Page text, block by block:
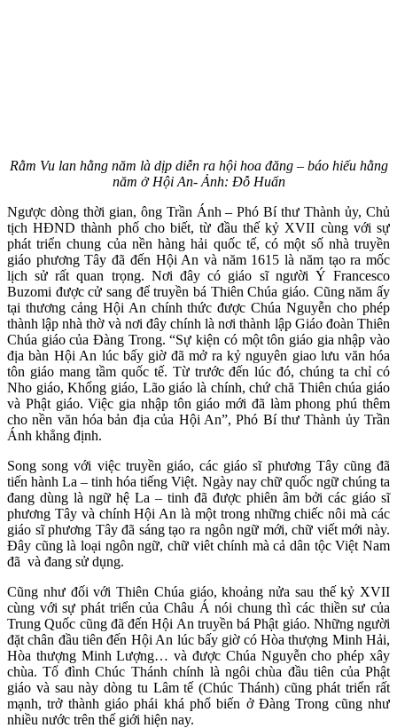
Rằm Vu lan hằng năm là dịp diễn ra hội hoa đăng – báo hiếu hằng
năm ở Hội An- Ảnh: Đỗ Huấn
Ngược dòng thời gian, ông Trần Ánh – Phó Bí thư Thành ủy, Chủ
tịch HĐND thành phố cho biết, từ đầu thế kỷ XVII cùng với sự
phát triển chung của nền hàng hải quốc tế, có một số nhà truyền
giáo phương Tây đã đến Hội An và năm 1615 là năm tạo ra mốc
lịch sử rất quan trọng. Nơi đây có giáo sĩ người Ý Francesco
Buzomi được cử sang để truyền bá Thiên Chúa giáo. Cũng năm ấy
tại thương cảng Hội An chính thức được Chúa Nguyễn cho phép
thành lập nhà thờ và nơi đây chính là nơi thành lập Giáo đoàn Thiên
Chúa giáo của Đàng Trong. “Sự kiện có một tôn giáo gia nhập vào
địa bàn Hội An lúc bấy giờ đã mở ra kỷ nguyên giao lưu văn hóa
tôn giáo mang tầm quốc tế. Từ trước đến lúc đó, chúng ta chỉ có
Nho giáo, Khổng giáo, Lão giáo là chính, chứ chă Thiên chúa giáo
và Phật giáo. Việc gia nhập tôn giáo mới đã làm phong phú thêm
cho nền văn hóa bản địa của Hội An”, Phó Bí thư Thành ủy Trần
Ánh khẳng định.
Song song với việc truyền giáo, các giáo sĩ phương Tây cũng đã
tiến hành La – tinh hóa tiếng Việt. Ngày nay chữ quốc ngữ chúng ta
đang dùng là ngữ hệ La – tinh đã được phiên âm bởi các giáo sĩ
phương Tây và chính Hội An là một trong những chiếc nôi mà các
giáo sĩ phương Tây đã sáng tạo ra ngôn ngữ mới, chữ viết mới này.
Đây cũng là loại ngôn ngữ, chữ viêt chính mà cả dân tộc Việt Nam
đã và đang sử dụng.
Cũng như đối với Thiên Chúa giáo, khoảng nửa sau thế kỷ XVII
cùng với sự phát triển của Châu Á nói chung thì các thiền sư của
Trung Quốc cũng đã đến Hội An truyền bá Phật giáo. Những người
đặt chân đầu tiên đến Hội An lúc bấy giờ có Hòa thượng Minh Hải,
Hòa thượng Minh Lượng… và được Chúa Nguyễn cho phép xây
chùa. Tổ đình Chúc Thánh chính là ngôi chùa đầu tiên của Phật
giáo và sau này dòng tu Lâm tế (Chúc Thánh) cũng phát triển rất
mạnh, trở thành giáo phái khá phổ biến ở Đàng Trong cũng như
nhiều nước trên thế giới hiện nay.